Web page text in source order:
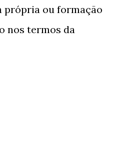
própria ou formação
nos termos da